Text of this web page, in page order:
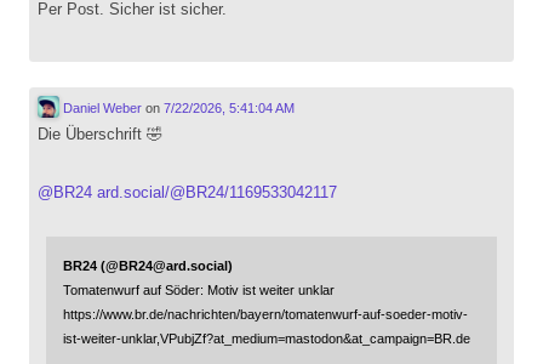
Per Post. Sicher ist sicher.
Daniel Weberon 7/22/2026, 5:41:04 AM
Die Überschrift 🤣
@ BR24 ard.social/@BR24/1169533042117
BR24 (@BR24@ard.social)
Tomatenwurf auf Söder: Motiv ist weiter unklar
https://www.br.de/nachrichten/bayern/tomatenwurf-auf-soeder-motiv-
ist-weiter-unklar,VPubjZf?at_medium=mastodon&at_campaign=BR.de